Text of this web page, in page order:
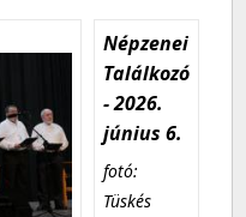
Népzenei
Találkozó
- 2026.
június 6.
fotó:
Tüskés